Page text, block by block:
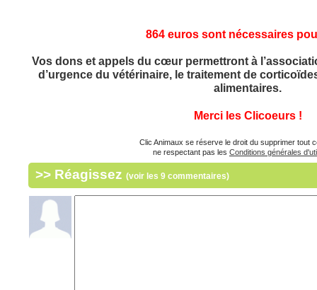
864 euros sont nécessaires
Vos dons et appels du cœur permettront à
d’urgence du vétérinaire, le traitement de
alimentaires.
Merci les Clicoeurs !
Clic Animaux se réserve le droit du supprimer tout
ne respectant pas les Conditions générales
>> Réagissez (voir les 9 commentaires)